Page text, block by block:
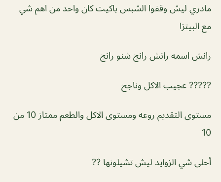
مادري ليش وقفوا الشبس باكيت كان واحد من اهم شي
مع البيتزا
رانش اسمه رانش رانج شنو رانج
????? عجيب الاكل وناجح
مستوى التقديم روعه ومستوى الاكل والطعم ممتاز 10 من
10
أحلى شي الزوايد ليش تشيلونها ??